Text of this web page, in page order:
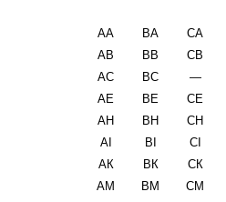
АА ВА СА
АВ
ВВ СВ
АС
ВС —
АЕ
ВЕ СЕ
АН
ВН СН
АІ
ВІ СІ
АК
ВК СК
АМ
ВМ СМ